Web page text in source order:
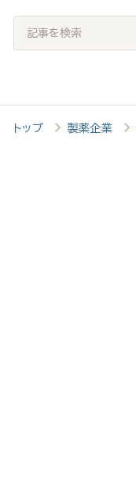
記
事
検
索
トップ 製薬企業